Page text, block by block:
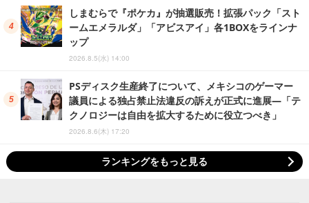
しまむらで『ポケカ』が抽選販売！拡張パック「スト
ームエメラルダ」「アビスアイ」各1BOXをラインナ
ップ
2026.8.5(水) 14:00
PSディスク生産終了について、メキシコのゲーマー
議員による独占禁止法違反の訴えが正式に進展―「テ
クノロジーは自由を拡大するために役立つべき」
2026.8.6(木) 17:20
ランキングをもっと見る